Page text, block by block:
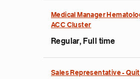
Medical Manager
ACC Cluster
Regular, Full time
Sales Representative -